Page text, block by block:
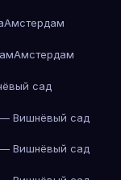
Амстердам
Амстердам
сад
Вишнёвый сад
Вишнёвый сад